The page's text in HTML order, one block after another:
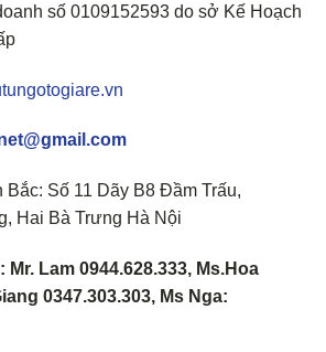
số 0109152593 do sở Kế Hoạch
Bắc: Số 11 Dãy B8 Đầm Trấu,
Hai Bà Trưng Hà Nội
Lam 0944.628.333, Ms.Hoa
0347.303.303, Ms Nga: